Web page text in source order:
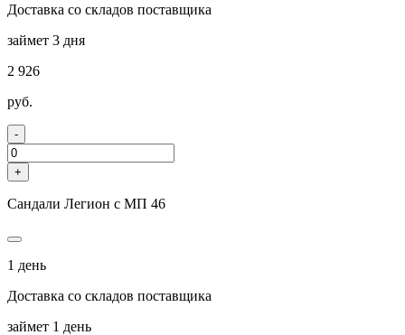
Доставка со складов поставщика
займет 3 дня
2 926
руб.
-
+
Сандали Легион с МП 46
1 день
Доставка со складов поставщика
займет 1 день